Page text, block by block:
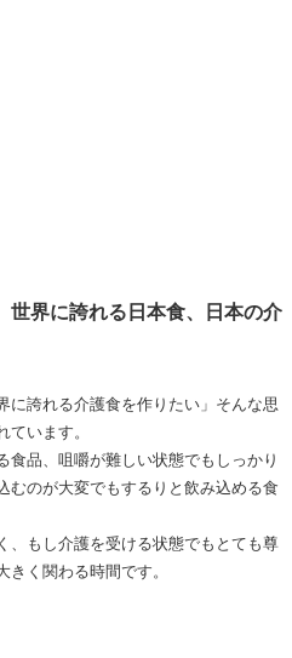
世界に誇れる日本食、日本の介
に誇れる介護食を作りたい」そんな思
います。
食品、咀嚼が難しい状態でもしっかり
むのが大変でもするりと飲み込める食
、もし介護を受ける状態でもとても尊
きく関わる時間です。